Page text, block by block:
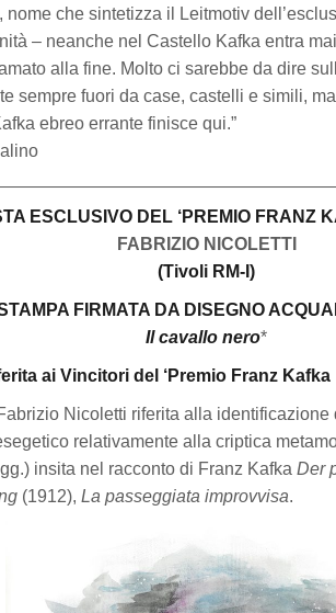
nome che sintetizza il Leitmotiv
– neanche nel Castello Kafka entra
alla fine. Molto ci sarebbe da dire
sempre fuori da case, castelli e simili,
ebreo errante finisce qui.”
ESCLUSIVO DEL ‘PREMIO FRANZ
FABRIZIO NICOLETTI
(Tivoli RM-I)
FIRMATA DA DISEGNO
Il cavallo nero*
ai Vincitori del ‘Premio Franz Kafka
Nicoletti riferita alla
relativamente alla criptica
insita nel racconto di Franz Kafka Der
(1912), La passeggiata improvvisa.